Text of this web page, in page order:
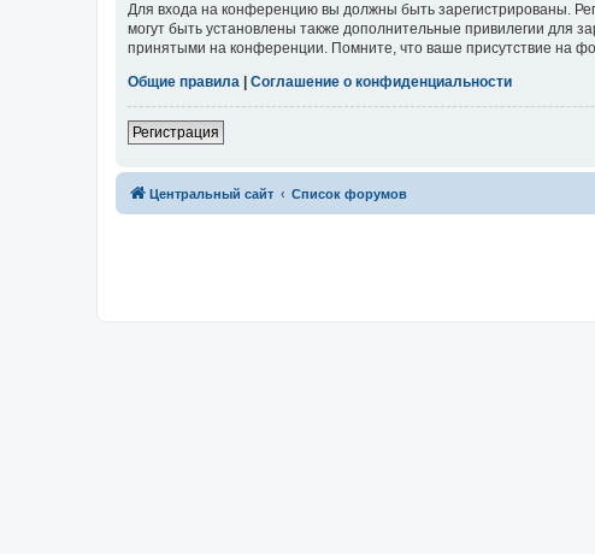
Для входа на конференцию вы должны быть зарегистрированы.
могут быть установлены также дополнительные привилегии для
принятыми на конференции. Помните, что ваше присутствие на
Общие правила
Соглашение о конфиденциальности
Регистрация
Центральный сайт Список форумов